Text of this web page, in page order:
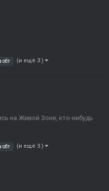
обт (и ещё 3 )
на Живой Зоне, кто-нибудь
обт (и ещё 3 )